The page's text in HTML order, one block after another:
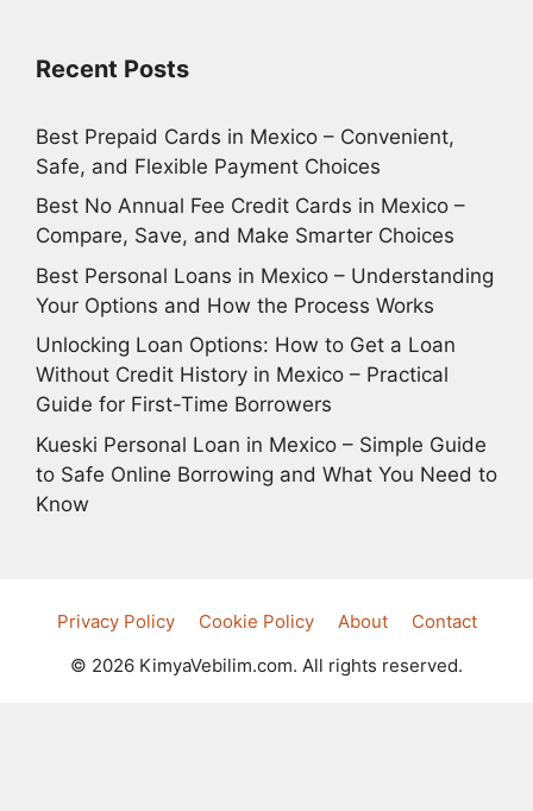
Recent Posts
Best Prepaid Cards in Mexico – Convenient,
Safe, and Flexible Payment Choices
Best No Annual Fee Credit Cards in Mexico –
Compare, Save, and Make Smarter Choices
Best Personal Loans in Mexico – Understanding
Your Options and How the Process Works
Unlocking Loan Options: How to Get a Loan
Without Credit History in Mexico – Practical
Guide for First-Time Borrowers
Kueski Personal Loan in Mexico – Simple Guide
to Safe Online Borrowing and What You Need to
Know
Privacy Policy Cookie Policy About
Contact
© 2026 KimyaVebilim.com. All rights reserved.